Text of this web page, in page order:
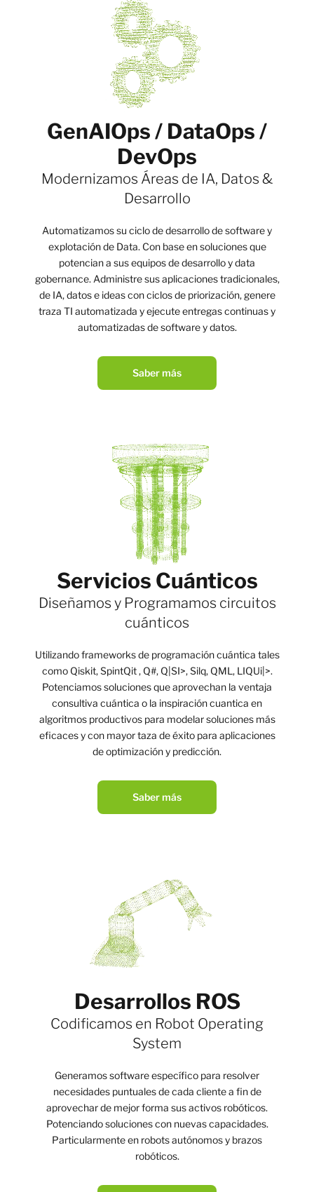
GenAIOps / DataOps /
DevOps
Modernizamos Áreas de IA, Datos &
Desarrollo
Automatizamos su ciclo de desarrollo de software y
explotación de Data. Con base en soluciones que
potencian a sus equipos de desarrollo y data
gobernance. Administre sus aplicaciones tradicionales,
de IA, datos e ideas con ciclos de priorización, genere
traza TI automatizada y ejecute entregas continuas y
automatizadas de software y datos.
Saber más
Servicios Cuánticos
Diseñamos y Programamos circuitos
cuánticos
Utilizando frameworks de programación cuántica tales
como Qiskit, SpintQit , Q#, Q|SI>, Silq, QML, LIQUi|>.
Potenciamos soluciones que aprovechan la ventaja
consultiva cuántica o la inspiración cuantica en
algoritmos productivos para modelar soluciones más
eficaces y con mayor taza de éxito para aplicaciones
de optimización y predicción.
Saber más
Desarrollos ROS
Codificamos en Robot Operating
System
Generamos software específico para resolver
necesidades puntuales de cada cliente a fin de
aprovechar de mejor forma sus activos robóticos.
Potenciando soluciones con nuevas capacidades.
Particularmente en robots autónomos y brazos
robóticos.